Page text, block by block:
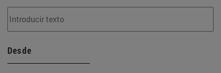
Desde